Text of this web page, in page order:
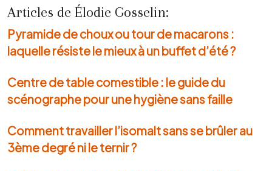
Articles de Élodie Gosselin:
Pyramide de choux ou tour de macarons :
laquelle résiste le mieux à un buffet d’été ?
Centre de table comestible : le guide du
scénographe pour une hygiène sans faille
Comment travailler l’isomalt sans se brûler au
3ème degré ni le ternir ?